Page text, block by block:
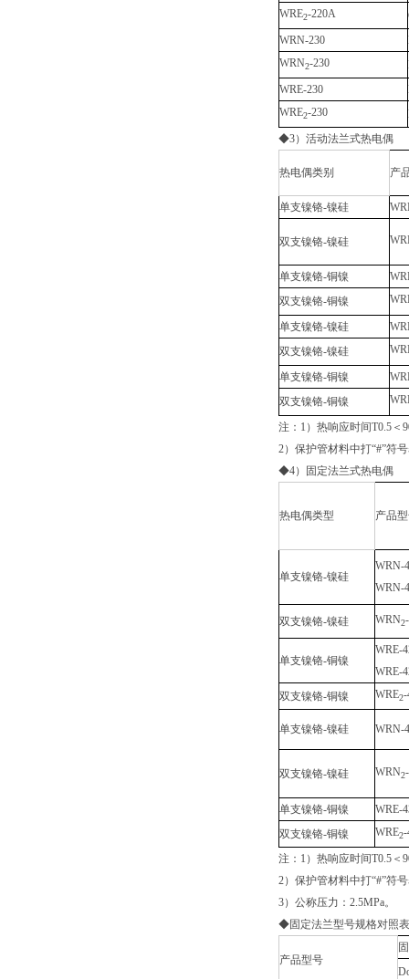
WRE2-220A
WRN-230
WRN2-230
WRE-230
WRE2-230
◆3）活动法兰式热电偶
热电偶类别 产
单支镍铬-镍硅
双支镍铬-镍硅
单支镍铬-铜镍
双支镍铬-铜镍
单支镍铬-镍硅
双支镍铬-镍硅
单支镍铬-铜镍
双支镍铬-铜镍
注：1）热响应时间T0.5＜
2）保护管材料中打“#”符
◆4）固定法兰式热电偶
热电偶类型 产品
单支镍铬-镍硅
WRN-
WRN-
双支镍铬-镍硅 WRN2
单支镍铬-铜镍
WRE-
WRE-
双支镍铬-铜镍
WRE2-
单支镍铬-镍硅 WRN-
双支镍铬-镍硅 WRN2
单支镍铬-铜镍
WRE-
双支镍铬-铜镍
WRE2-
注：1）热响应时间T0.5＜
2）保护管材料中打“#”符
3）公称压力：2.5MPa。
◆固定法兰型号规格对照表
产品型号